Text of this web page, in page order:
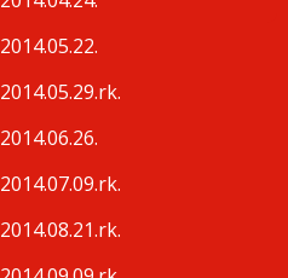
2014.05.22.
2014.05.29.rk.
2014.06.26.
2014.07.09.rk.
2014.08.21.rk.